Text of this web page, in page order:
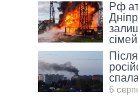
Рф
сімей
6